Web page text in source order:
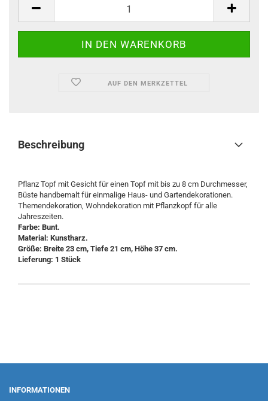
AUF DEN MERKZETTEL
Beschreibung
Pflanz Topf mit Gesicht für einen Topf mit bis zu 8 cm Durchmesser,
Büste handbemalt für einmalige Haus- und Gartendekorationen.
Themendekoration, Wohndekoration mit Pflanzkopf für alle
Jahreszeiten.
Farbe: Bunt.
Material: Kunstharz.
Größe: Breite 23 cm, Tiefe 21 cm, Höhe 37 cm.
Lieferung: 1 Stück
INFORMATIONEN